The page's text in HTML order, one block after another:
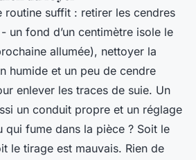
routine suffit : retirer les cendres
un fond d’un centimètre isole le
allumée), nettoyer la
humide et un peu de cendre
enlever les traces de suie. Un
un conduit propre et un réglage
qui fume dans la pièce ? Soit le
le tirage est mauvais. Rien de